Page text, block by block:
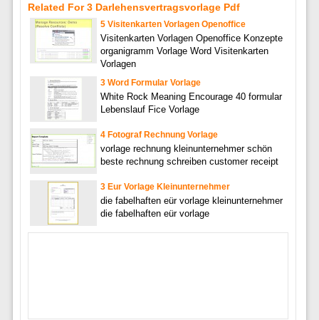
Related For 3 Darlehensvertragsvorlage Pdf
5 Visitenkarten Vorlagen Openoffice
Visitenkarten Vorlagen Openoffice Konzepte
organigramm Vorlage Word Visitenkarten
Vorlagen
3 Word Formular Vorlage
White Rock Meaning Encourage 40 formular
Lebenslauf Fice Vorlage
4 Fotograf Rechnung Vorlage
vorlage rechnung kleinunternehmer schön
beste rechnung schreiben customer receipt
3 Eur Vorlage Kleinunternehmer
die fabelhaften eür vorlage kleinunternehmer
die fabelhaften eür vorlage